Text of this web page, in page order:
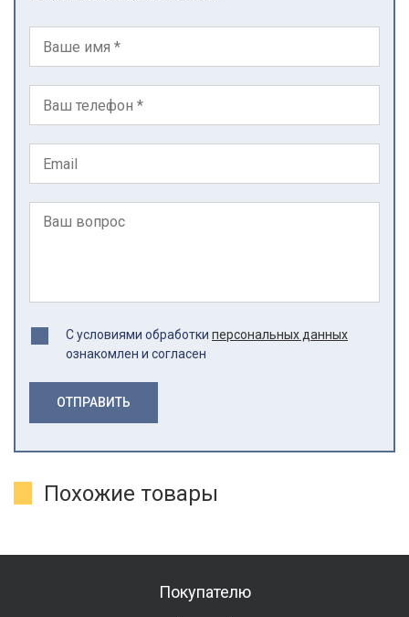
С условиями обработки персональных данных
ознакомлен и согласен
ОТПРАВИТЬ
Похожие товары
Покупателю